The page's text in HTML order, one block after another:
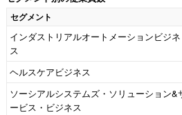
セグメント
インダストリアルオートメーションビジネ
ス
ヘルスケアビジネス
ソーシアルシステムズ・ソリューション&
ービス・ビジネス